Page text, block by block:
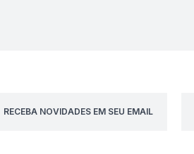
RECEBA NOVIDADES EM SEU EMAIL